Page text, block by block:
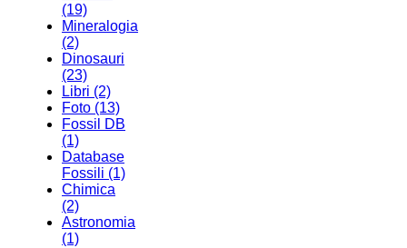
(19)
Mineralogia
(2)
Dinosauri
(23)
Libri (2)
Foto (13)
Fossil DB
(1)
Database
Fossili (1)
Chimica
(2)
Astronomia
(1)